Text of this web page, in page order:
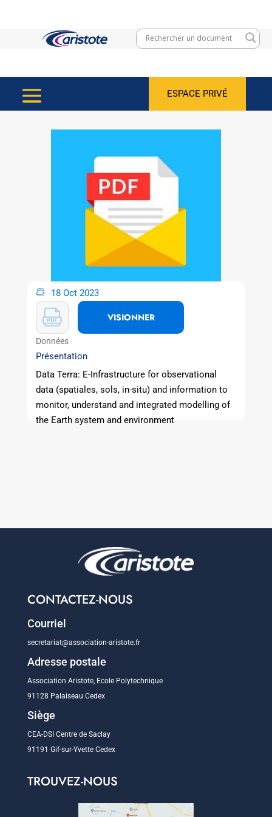
ESPACE PRIVÉ
18 Oct 2023
VISIONNER
Données
Présentation
Data Terra: E-Infrastructure for observational
data (spatiales, sols, in-situ) and information to
monitor, understand and integrated modelling of
the Earth system and environment
CONTACTEZ-NOUS
Courriel
secretariat@association-aristote.fr
Adresse postale
Association Aristote, Ecole Polytechnique
91128 Palaiseau Cedex
Siège
CEA-DSI Centre de Saclay
91191 Gif-sur-Yvette Cedex
TROUVEZ-NOUS